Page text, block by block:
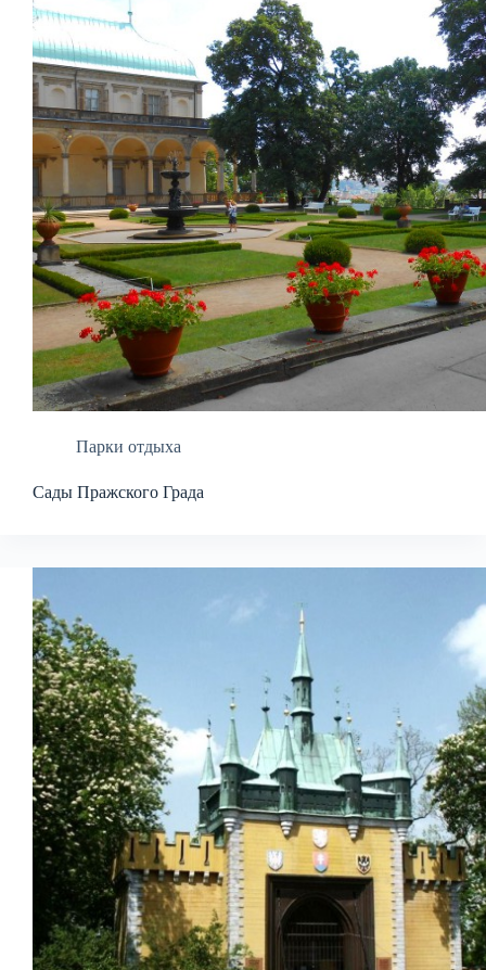
Парки отдыха
Сады Пражского Града